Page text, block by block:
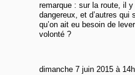
remarque : sur la route, il
dangereux, et d’autres qui
qu’on ait eu besoin de
volonté ?
dimanche 7 juin 2015 à